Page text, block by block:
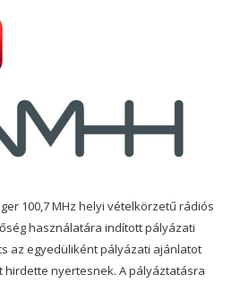
100,7 MHz helyi vételkörzetű rádiós
használatára indított pályázati
az egyedüliként pályázati ajánlatot
hirdette nyertesnek. A pályáztatásra